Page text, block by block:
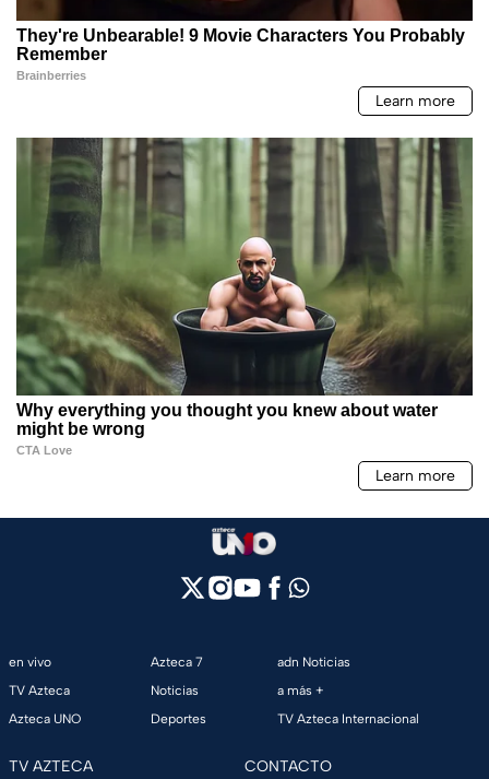
en vivo
TV Azteca
Azteca UNO
Azteca 7
Noticias
Deportes
adn Noticias
a más +
TV Azteca Internacional
TV AZTECA CONTACTO